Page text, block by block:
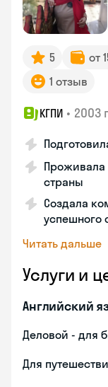
5 от
1 отзыв
КГПИ • 2003
Проживала
страны
Создала
успешного
Читать дальше
Услуги и
Английский
Деловой - для
Для